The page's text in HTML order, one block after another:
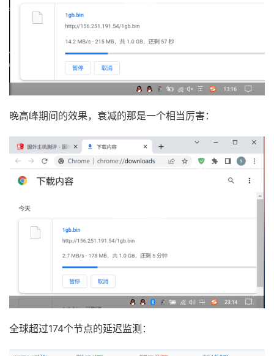
晚高峰期间的效果，衰减的那是一个相当厉害：
全球超过174个节点的延迟监测：